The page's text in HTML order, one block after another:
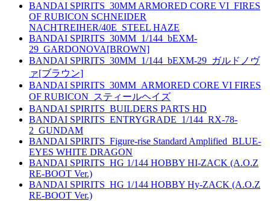
BANDAI SPIRITS_30MM ARMORED CORE VI_FIRES
OF RUBICON SCHNEIDER
NACHTREIHER/40E_STEEL HAZE
BANDAI SPIRITS_30MM_1/144_bEXM-
29_GARDONOVA[BROWN]
BANDAI SPIRITS_30MM_1/144_bEXM-29_ガルドノヴ
ァ[ブラウン]
BANDAI SPIRITS_30MM_ARMORED CORE VI FIRES
OF RUBICON_スティールヘイズ
BANDAI SPIRITS_BUILDERS PARTS HD
BANDAI SPIRITS_ENTRYGRADE_1/144_RX-78-
2_GUNDAM
BANDAI SPIRITS_Figure-rise Standard Amplified_BLUE-
EYES WHITE DRAGON
BANDAI SPIRITS_HG 1/144 HOBBY HI-ZACK (A.O.Z
RE-BOOT Ver.)
BANDAI SPIRITS_HG 1/144 HOBBY Hy-ZACK (A.O.Z
RE-BOOT Ver.)